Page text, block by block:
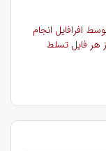
افرافایل انجام
هر فایل تسلط